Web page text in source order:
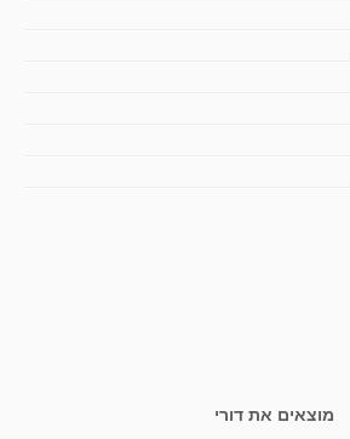
מוצאים את דורי